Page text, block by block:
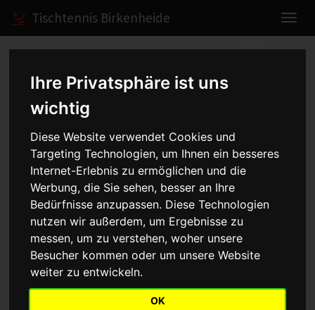
Ihre Privatsphäre ist uns
wichtig
Diese Website verwendet Cookies und
Targeting Technologien, um Ihnen ein besseres
Internet-Erlebnis zu ermöglichen und die
Werbung, die Sie sehen, besser an Ihre
Bedürfnisse anzupassen. Diese Technologien
nutzen wir außerdem, um Ergebnisse zu
messen, um zu verstehen, woher unsere
Besucher kommen oder um unsere Website
weiter zu entwickeln.
OK
Tischtennis Birkenheide
Herren II - Bezirksklasse -
2014/2015
Mannschaft Saison
Aufstellung
Vorrunde Rückrunde